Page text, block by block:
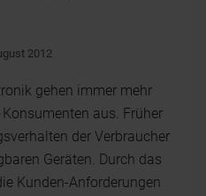
2012
gehen immer mehr
aus. Früher
der Verbraucher
Geräten. Durch das
Kunden-Anforderungen